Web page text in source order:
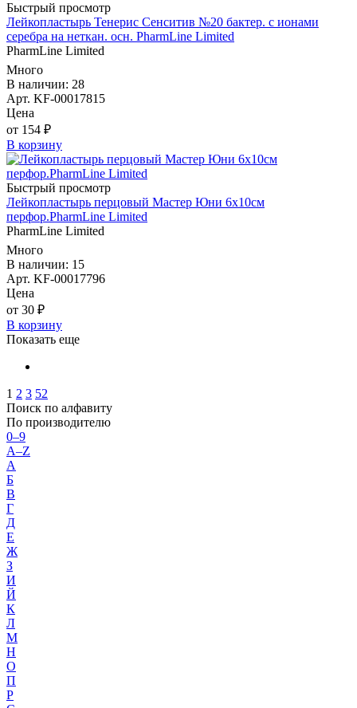
Быстрый просмотр
Лейкопластырь Тенерис Сенситив №20 бактер. с ионами
серебра на неткан. осн. PharmLine Limited
PharmLine Limited
Много
В наличии: 28
Арт. KF-00017815
Цена
от 154 ₽
В корзину
Быстрый просмотр
Лейкопластырь перцовый Мастер Юни 6х10см
перфор.PharmLine Limited
PharmLine Limited
Много
В наличии: 15
Арт. KF-00017796
Цена
от 30 ₽
В корзину
Показать еще
1 2 3 52
Поиск по алфавиту
По производителю
0–9
A–Z
А
Б
В
Г
Д
Е
Ж
З
И
Й
К
Л
М
Н
О
П
Р